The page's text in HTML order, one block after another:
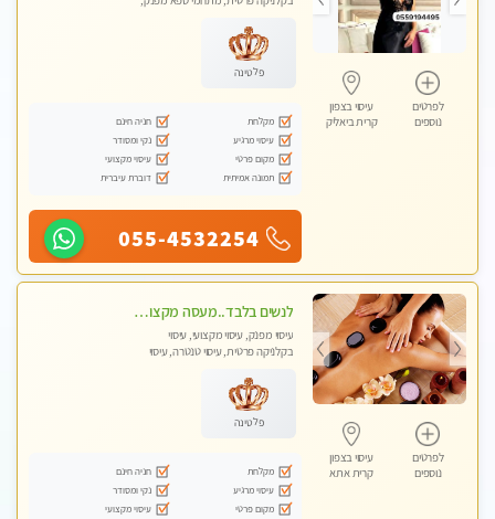
לפרטים
נוספים
עיסוי בצפון
קרית ביאליק
לנשים בלבד
פלטינה
מקלחת
חניה חינם
עיסוי מרגיע
נקי ומסודר
מקום פרטי
עיסוי מקצועי
תמונה אמיתית
דוברת עיברית
055-4532254
לפרטים
נוספים
עיסוי בצפון
קרית אתא
לנשים בלבד..מעסה מקצועי לנשים בלבד לעיסוי מרגיע ומפנק VIP-מומלץ לחלוטין! פרטי! ​​​​​​
עיסוי מפנק, עיסוי מקצועי, עיסוי
בקלניקה פרטית, עיסוי טנטרה, עיסוי
פלטינה
מקלחת
חניה חינם
עיסוי מרגיע
נקי ומסודר
מקום פרטי
עיסוי מקצועי